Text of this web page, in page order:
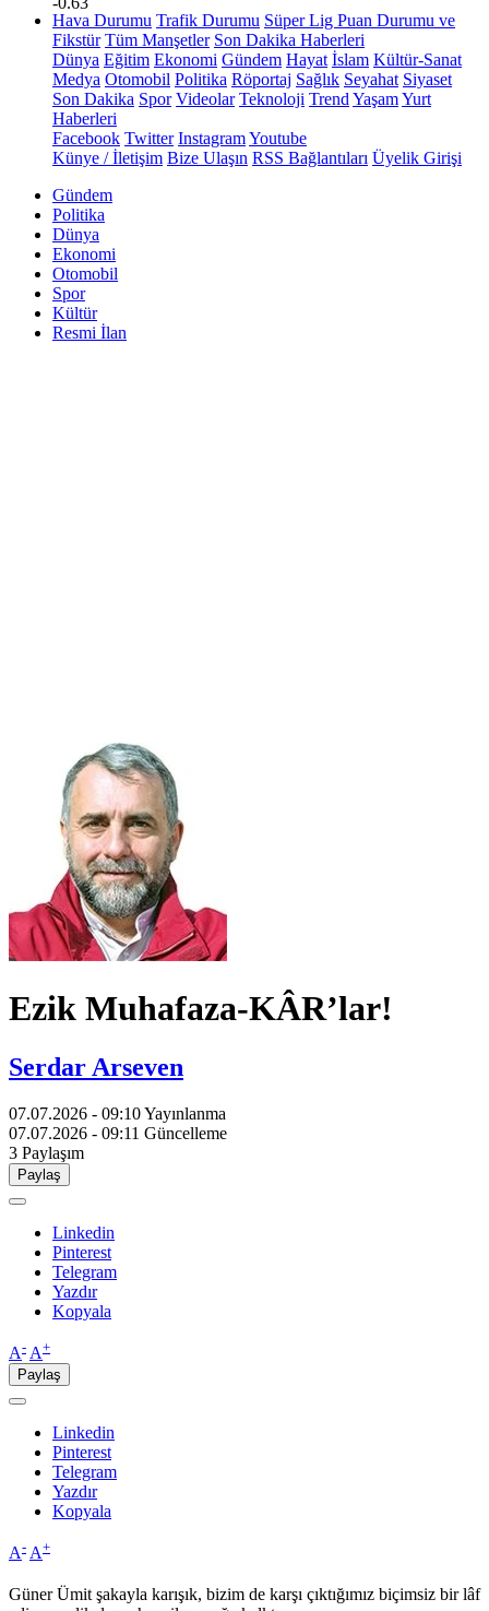
Hava Durumu Trafik Durumu Süper Lig Puan Durumu ve
Fikstür Tüm Manşetler Son Dakika Haberleri
Dünya Eğitim Ekonomi Gündem Hayat İslam Kültür-Sanat
Medya Otomobil Politika Röportaj Sağlık Seyahat Siyaset
Son Dakika Spor Videolar Teknoloji Trend YaşamYurt
Haberleri
Facebook Twitter InstagramYoutube
Künye / İletişim Bize Ulaşın RSS Bağlantıları Üyelik Girişi
Gündem
Politika
Dünya
Ekonomi
Otomobil
Spor
Kültür
Resmi İlan
Ezik Muhafaza-KÂR’lar!
Serdar Arseven
07.07.2026 - 09:10Yayınlanma
07.07.2026 - 09:11 Güncelleme
3 Paylaşım
Paylaş
Linkedin
Pinterest
Telegram
Yazdır
Kopyala
A- A+
Paylaş
Linkedin
Pinterest
Telegram
Yazdır
Kopyala
A- A+
Güner Ümit şakayla karışık, bizim de karşı çıktığımız biçimsiz bir lâf